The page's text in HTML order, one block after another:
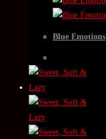
Blue Emotions